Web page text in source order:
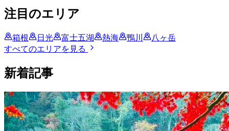
注目のエリア
箱根 日光 富士五湖 熱海 鴨川
八ヶ岳
すべてのエリアを見る
新着記事